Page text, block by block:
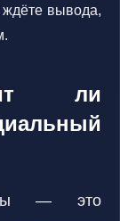
вывода,
ли
— это